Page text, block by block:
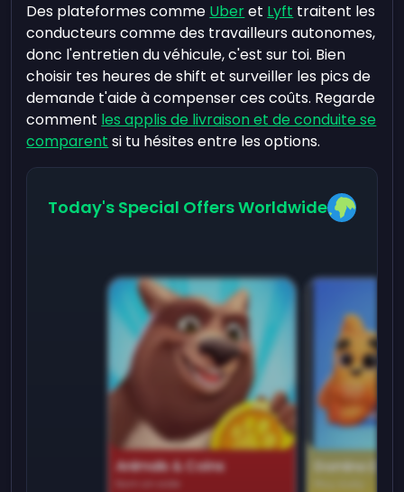
Des plateformes comme Uberet Lyft traitent les
conducteurs comme des travailleurs autonomes,
donc l'entretien du véhicule, c'est sur toi. Bien
choisir tes heures de shift et surveiller les pics de
demande t'aide à compenser ces coûts. Regarde
comment les applis de livraison et de conduite se
comparent si tu hésites entre les options.
Today's Special Offers Worldwide
Animals & Coins
Earn on side
Domino